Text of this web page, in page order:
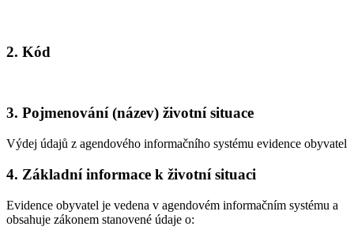
2. Kód
3. Pojmenování (název) životní situace
Výdej údajů z agendového informačního systému evidence obyvatel
4. Základní informace k životní situaci
Evidence obyvatel je vedena v agendovém informačním systému a
obsahuje zákonem stanovené údaje o: